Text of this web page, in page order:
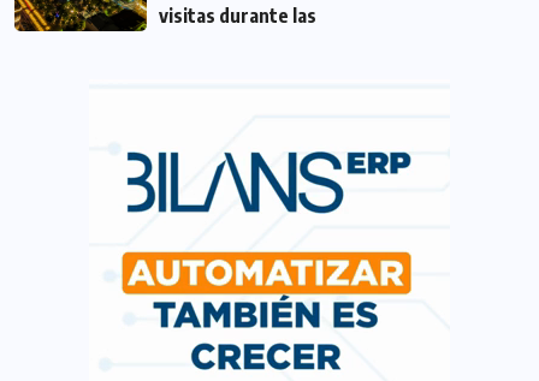
visitas durante las